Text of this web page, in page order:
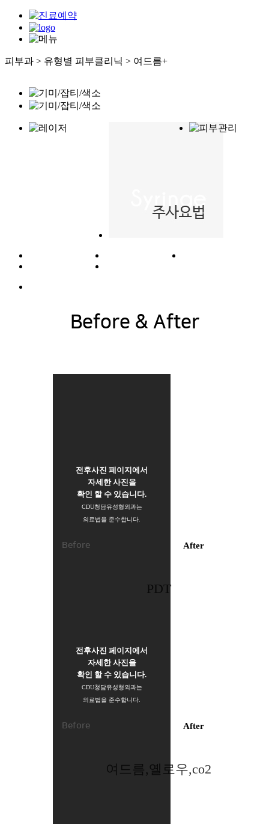
피부과 > 유형별 피부클리닉 > 여드름+
- CDU 울쎄라플러스
- 항산화 주사
유형별 피부클리닉
- 색소/기미/잡티
비만 체형클리닉
Before & After
전후사진 페이지에서
자세한 사진을
확인 할 수 있습니다.
CDU청담유성형외과는
의료법을 준수합니다.
Before After
PDT
전후사진 페이지에서
자세한 사진을
확인 할 수 있습니다.
CDU청담유성형외과는
의료법을 준수합니다.
Before After
여드름,옐로우,co2